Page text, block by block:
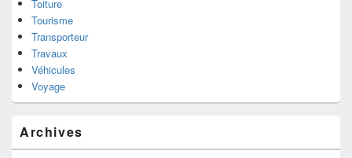
Toiture
Tourisme
Transporteur
Travaux
Véhicules
Voyage
Archives